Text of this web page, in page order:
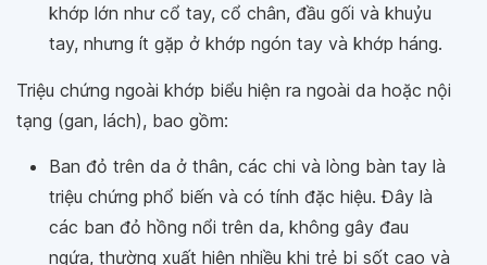
khớp lớn như cổ tay, cổ chân, đầu gối và khuỷu
tay, nhưng ít gặp ở khớp ngón tay và khớp háng.
Triệu chứng ngoài khớp biểu hiện ra ngoài da hoặc nội
tạng (gan, lách), bao gồm:
Ban đỏ trên da ở thân, các chi và lòng bàn tay là
triệu chứng phổ biến và có tính đặc hiệu. Đây là
các ban đỏ hồng nổi trên da, không gây đau
ngứa, thường xuất hiện nhiều khi trẻ bị sốt cao và